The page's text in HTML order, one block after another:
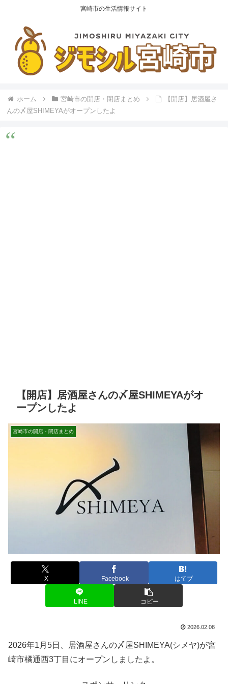
宮崎市の生活情報サイト
ホーム 宮崎市の開店・閉店まとめ
【開店】居酒屋さ
んの〆屋SHIMEYAがオープンしたよ
【開店】居酒屋さんの〆屋SHIMEYAがオ
ープンしたよ
宮崎市の開店・閉店まとめ
X Facebook はてブ
LINE コピー
2026.02.08
2026年1月5日、居酒屋さんの〆屋SHIMEYA(シメヤ)が宮
崎市橘通西3丁目にオープンしましたよ。